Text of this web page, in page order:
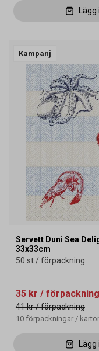
Kampanj
Servett Duni Sea
33x33cm
50 st / förpackning
35 kr / förpackning
41 kr/ förpackning
10 förpackningar/
Lägg